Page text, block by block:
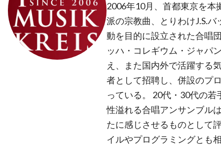
2006年10月、首都東京を本
派の宗教曲、とりわけJ.S.
動を目的に設立された合唱
ッハ・コレギウム・ジャパ
え、また国内外で活躍する
者として招聘し、併設のプ
っている。 20代・30代の
性溢れる合唱アンサンブル
たに感じさせるものとして
イルやプログラミングとも